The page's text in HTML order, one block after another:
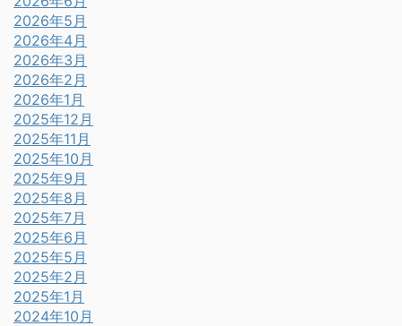
2026年5月
2026年4月
2026年3月
2026年2月
2026年1月
2025年12月
2025年11月
2025年10月
2025年9月
2025年8月
2025年7月
2025年6月
2025年5月
2025年2月
2025年1月
2024年10月